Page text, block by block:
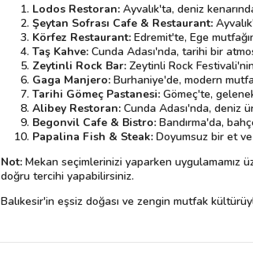
Lodos Restoran: Ayvalık'ta, deniz
Şeytan Sofrası Cafe & Restaurant:
Körfez Restaurant: Edremit'te, Ege
Taş Kahve: Cunda Adası'nda, tarihi bir
Zeytinli Rock Bar: Zeytinli Rock
Gaga Manjero: Burhaniye'de, modern
Tarihi Gömeç Pastanesi: Gömeç'te,
Alibey Restoran: Cunda Adası'nda, deniz
Begonvil Cafe & Bistro: Bandırma'da,
Papalina Fish & Steak: Doyumsuz bir et
Not: Mekan seçimlerinizi yaparken uygulamamız
doğru tercihi yapabilirsiniz.
Balıkesir'in eşsiz doğası ve zengin mutfak